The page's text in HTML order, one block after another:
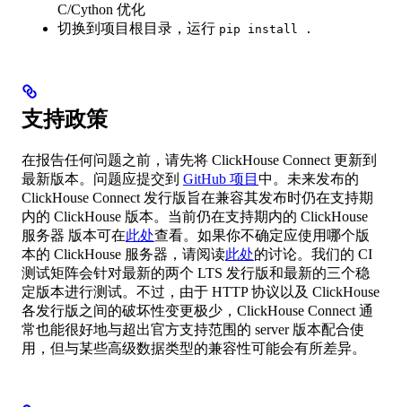
C/Cython 优化
切换到项目根目录，运行 pip install .
支持政策
在报告任何问题之前，请先将 ClickHouse Connect 更新到
最新版本。问题应提交到 GitHub 项目 中。未来发布的
ClickHouse Connect 发行版旨在兼容其发布时仍在支持期
内的 ClickHouse 版本。当前仍在支持期内的 ClickHouse
服务器 版本可在此处查看。如果你不确定应使用哪个版
本的 ClickHouse 服务器，请阅读此处的讨论。我们的 CI
测试矩阵会针对最新的两个 LTS 发行版和最新的三个稳
定版本进行测试。不过，由于 HTTP 协议以及 ClickHouse
各发行版之间的破坏性变更极少，ClickHouse Connect 通
常也能很好地与超出官方支持范围的 server 版本配合使
用，但与某些高级数据类型的兼容性可能会有所差异。